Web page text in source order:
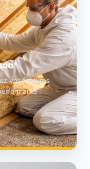
vos factures
: